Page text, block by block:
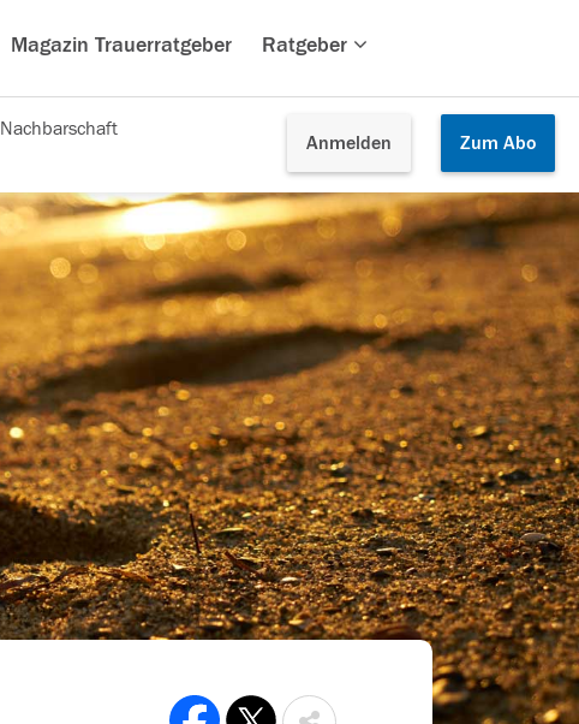
Magazin Trauerratgeber Ratgeber
Anmelden Zum Abo
Nachbarschaft